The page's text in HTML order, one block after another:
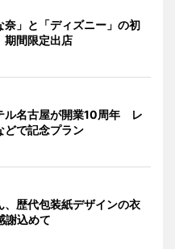
奈」と「ディズニー」の初
間限定出店
ル名古屋が開業10周年 レ
どで記念プラン
、歴代包装紙デザインの衣
込めて